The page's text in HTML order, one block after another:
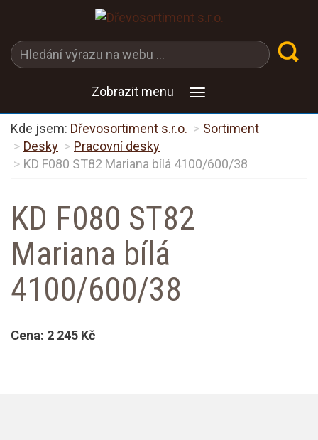
Zobrazit menu
Kde jsem: Dřevosortiment s.r.o.
Sortiment
Desky
Pracovní desky
KD F080 ST82 Mariana bílá 4100/600/38
KD F080 ST82
Mariana bílá
4100/600/38
Cena: 2 245 Kč